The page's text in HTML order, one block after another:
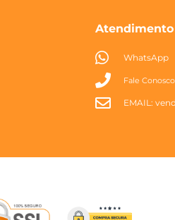
Atendimento
WhatsApp
Fale
EMAIL: